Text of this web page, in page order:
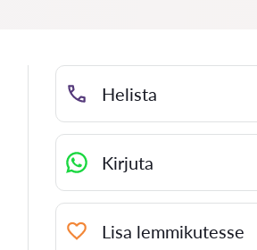
Helista
Kirjuta
Lisa lemmikutesse